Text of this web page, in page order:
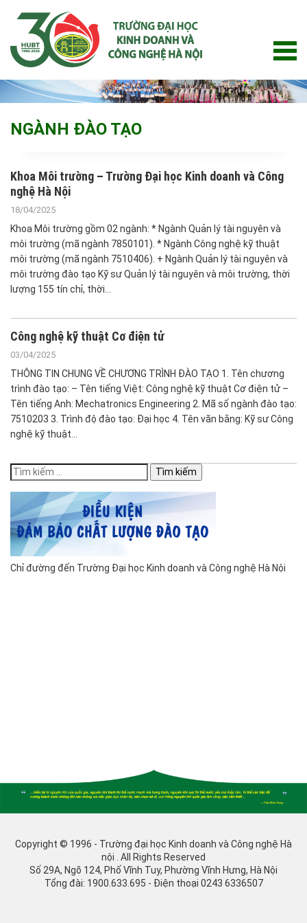
content
NGÀNH ĐÀO TẠO
Khoa Môi trường – Trường Đại học Kinh doanh và Công
nghệ Hà Nội
18/04/2025
Khoa Môi trường gồm 02 ngành: * Ngành Quản lý tài nguyên và
môi trường (mã ngành 7850101). * Ngành Công nghệ kỹ thuật
môi trường (mã ngành 7510406). + Ngành Quản lý tài nguyên và
môi trường đào tạo Kỹ sư Quản lý tài nguyên và môi trường, thời
lượng 155 tín chỉ, thời…
Công nghệ kỹ thuật Cơ điện tử
03/04/2025
THÔNG TIN CHUNG VỀ CHƯƠNG TRÌNH ĐÀO TẠO 1. Tên chương
trình đào tạo: – Tên tiếng Việt: Công nghệ kỹ thuật Cơ điện tử –
Tên tiếng Anh: Mechatronics Engineering 2. Mã số ngành đào tạo:
7510203 3. Trình độ đào tạo: Đại học 4. Tên văn bằng: Kỹ sư Công
nghệ kỹ thuật…
Tìm
kiếm
cho:
Chỉ đường đến Trường Đại học Kinh doanh và Công nghệ Hà Nội
Copyright © 1996 - Trường đại học Kinh doanh và Công nghệ Hà
nội . All Rights Reserved
Số 29A, Ngõ 124, Phố Vĩnh Tuy, Phường Vĩnh Hưng, Hà Nội
Tổng đài: 1900.633.695 - Điện thoại 0243 6336507